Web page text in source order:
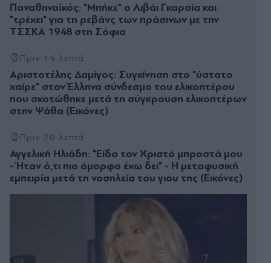
Παναθηναϊκός: "Μπήκε" ο Λιβάι Γκαρσία και
"τρέχει" για τη ρεβάνς των πράσινων με την
ΤΣΣΚΑ 1948 στη Σόφια
Πριν 14 λεπτά
Αριστοτέλης Δαμίγος: Συγκίνηση στο "ύστατο
χαίρε" στον Έλληνα σύνδεσμο του ελικοπτέρου
που σκοτώθηκε μετά τη σύγκρουση ελικοπτέρων
στην Ψάθα (Εικόνες)
Πριν 20 λεπτά
Αγγελική Ηλιάδη: "Είδα τον Χριστό μπροστά μου
- Ήταν ό,τι πιο όμορφο έχω δει" - Η μεταφυσική
εμπειρία μετά τη νοσηλεία του γιου της (Εικόνες)